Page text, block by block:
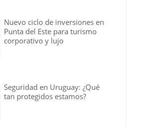
Nuevo ciclo de inversiones en
Punta del Este para turismo
corporativo y lujo
Seguridad en Uruguay: ¿Qué
tan protegidos estamos?